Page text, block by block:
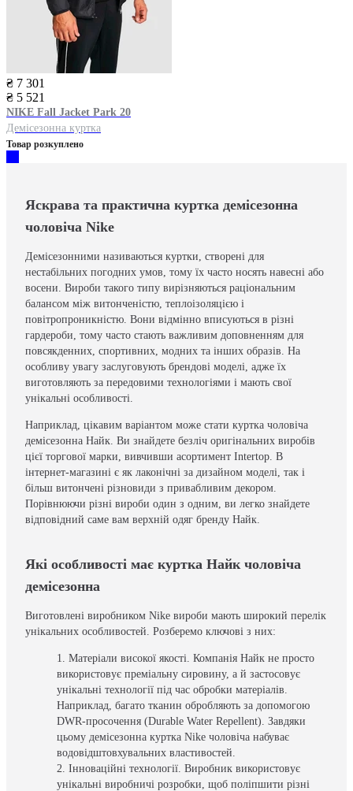
₴ 7 301
₴ 5 521
NIKE Fall Jacket Park 20
Демісезонна куртка
Товар розкуплено
Яскрава та практична куртка демісезонна
чоловіча Nike
Демісезонними називаються куртки, створені для
нестабільних погодних умов, тому їх часто носять навесні або
восени. Вироби такого типу вирізняються раціональним
балансом між витонченістю, теплоізоляцією і
повітропроникністю. Вони відмінно вписуються в різні
гардероби, тому часто стають важливим доповненням для
повсякденних, спортивних, модних та інших образів. На
особливу увагу заслуговують брендові моделі, адже їх
виготовляють за передовими технологіями і мають свої
унікальні особливості.
Наприклад, цікавим варіантом може стати куртка чоловіча
демісезонна Найк. Ви знайдете безліч оригінальних виробів
цієї торгової марки, вивчивши асортимент Intertop. В
інтернет-магазині є як лаконічні за дизайном моделі, так і
більш витончені різновиди з привабливим декором.
Порівнюючи різні вироби один з одним, ви легко знайдете
відповідний саме вам верхній одяг бренду Найк.
Які особливості має куртка Найк чоловіча
демісезонна
Виготовлені виробником Nike вироби мають широкий перелік
унікальних особливостей. Розберемо ключові з них:
Матеріали високої якості. Компанія Найк не просто
використовує преміальну сировину, а й застосовує
унікальні технології під час обробки матеріалів.
Наприклад, багато тканин обробляють за допомогою
DWR-просочення (Durable Water Repellent). Завдяки
цьому демісезонна куртка Nike чоловіча набуває
водовідштовхувальних властивостей.
Інноваційні технології. Виробник використовує
унікальні виробничі розробки, щоб поліпшити різні